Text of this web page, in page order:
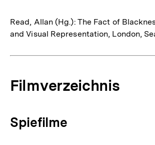
Read, Allan (Hg.): The Fact of
and Visual Representation, London,
Filmverzeichnis
Spiefilme